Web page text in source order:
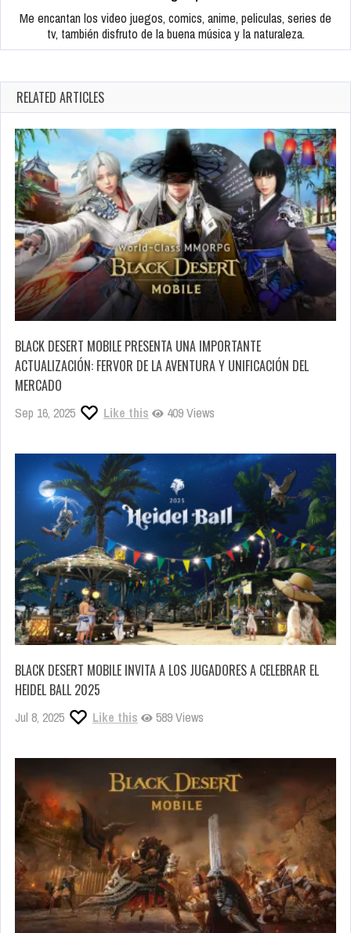
Me encantan los video juegos, comics, anime, peliculas, series de
tv, también disfruto de la buena música y la naturaleza.
RELATED ARTICLES
BLACK DESERT MOBILE PRESENTA UNA IMPORTANTE
ACTUALIZACIÓN: FERVOR DE LA AVENTURA Y UNIFICACIÓN DEL
MERCADO
Sep 16, 2025 Like this 409 Views
BLACK DESERT MOBILE INVITA A LOS JUGADORES A CELEBRAR EL
HEIDEL BALL 2025
Jul 8, 2025 Like this 589 Views